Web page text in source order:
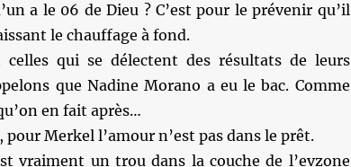
a le 06 de Dieu ? C’est pour le prévenir qu’il
le chauffage à fond.
qui se délectent des résultats de leurs
que Nadine Morano a eu le bac. Comme
en fait après…
pour Merkel l’amour n’est pas dans le prêt.
vraiment un trou dans la couche de l’evzone